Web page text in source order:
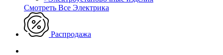
Смотреть Все Электрика
Распродажа